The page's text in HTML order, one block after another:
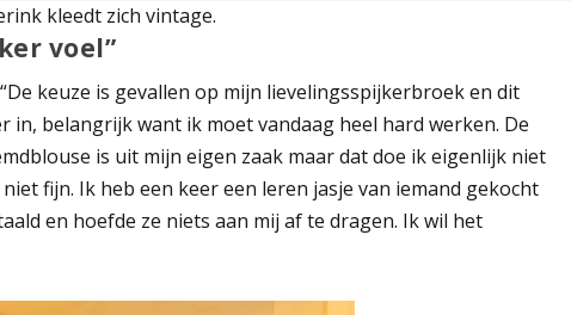
kleedt zich vintage.
voel”
keuze is gevallen op mijn lievelingsspijkerbroek en dit
in, belangrijk want ik moet vandaag heel hard werken. De
is uit mijn eigen zaak maar dat doe ik eigenlijk niet
fijn. Ik heb een keer een leren jasje van iemand gekocht
en hoefde ze niets aan mij af te dragen. Ik wil het